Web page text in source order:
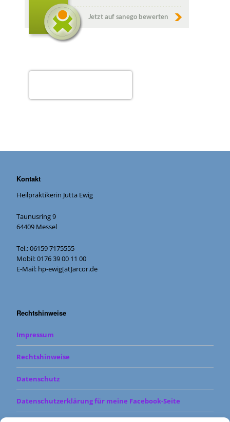
Kontakt
Heilpraktikerin Jutta Ewig
Taunusring 9
64409 Messel
Tel.: 06159 7175555
Mobil: 0176 39 00 11 00
E-Mail: hp-ewig[at]arcor.de
Rechtshinweise
Impressum
Rechtshinweise
Datenschutz
Datenschutzerklärung für meine Facebook-Seite